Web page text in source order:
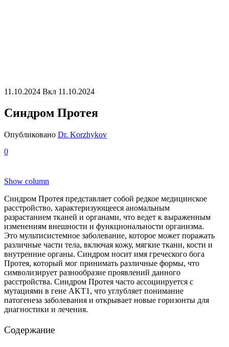
11.10.2024 Вкл 11.10.2024
Синдром Протея
Опубликовано Dr. Korzhykov
0
Show column
Синдром Протея представляет собой редкое медицинское
расстройство, характеризующееся аномальным
разрастанием тканей и органами, что ведет к выраженным
изменениям внешности и функциональности организма.
Это мультисистемное заболевание, которое может поражать
различные части тела, включая кожу, мягкие ткани, кости и
внутренние органы. Синдром носит имя греческого бога
Протея, который мог принимать различные формы, что
символизирует разнообразие проявлений данного
расстройства. Синдром Протея часто ассоциируется с
мутациями в гене AKT1, что углубляет понимание
патогенеза заболевания и открывает новые горизонты для
диагностики и лечения.
Содержание